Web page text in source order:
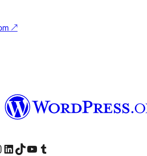
↗
দেখুন
আমাদের লিঙ্কডইন অ্যাকাউন্টে যানআমাদের TikTok অ্যাকাউন্টটি দেখুনআমাদের ইউটিউব চ্যানেলে যান আমাদের টাম্বলার অ্যাকাউন্ট দেখুন